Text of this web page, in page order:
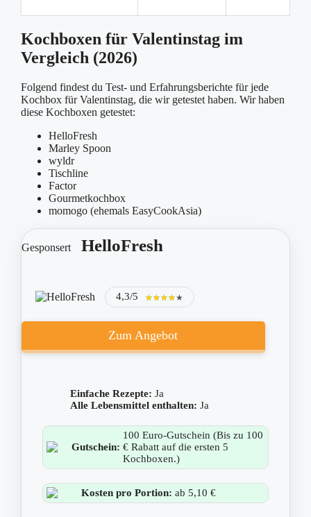
Kochboxen für Valentinstag im
Vergleich (2026)
Folgend findest du Test- und Erfahrungsberichte für jede
Kochbox für Valentinstag, die wir getestet haben. Wir haben
diese Kochboxen getestet:
HelloFresh
Marley Spoon
wyldr
Tischline
Factor
Gourmetkochbox
momogo (ehemals EasyCookAsia)
Gesponsert HelloFresh
4,3/5 ★★★★★
★★★★★
Zum Angebot
Einfache Rezepte: Ja
Alle Lebensmittel enthalten: Ja
Gutschein:
100 Euro-Gutschein (Bis zu 100
€ Rabatt auf die ersten 5
Kochboxen.)
Kosten pro Portion: ab 5,10 €